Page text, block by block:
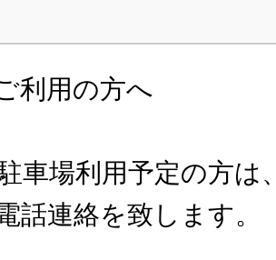
利用の方へ
車場利用予定の方は
話連絡を致します。